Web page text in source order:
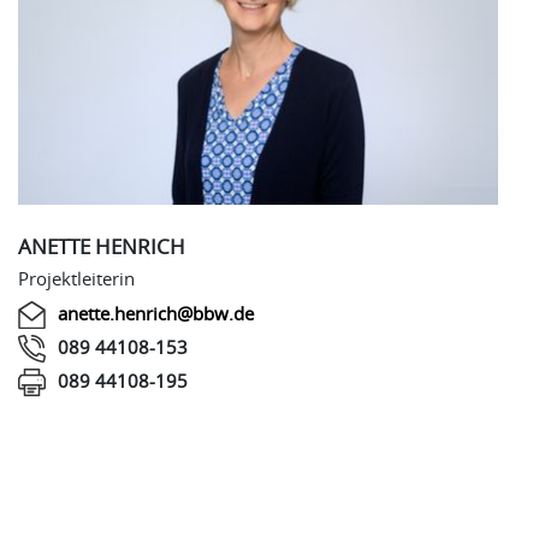
ANETTE HENRICH
Projektleiterin
anette.henrich@bbw.de
089 44108-153
089 44108-195